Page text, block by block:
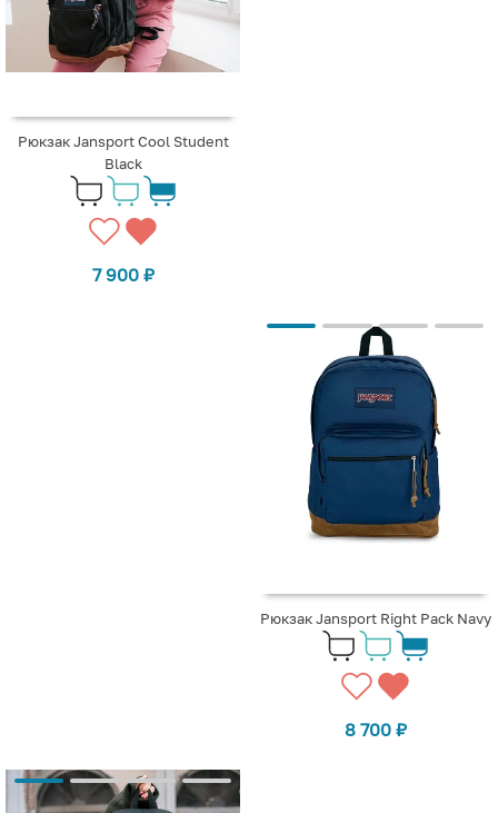
Рюкзак Jansport Cool Student
Black
7 900 ₽
Рюкзак Jansport Right Pack Navy
8 700 ₽